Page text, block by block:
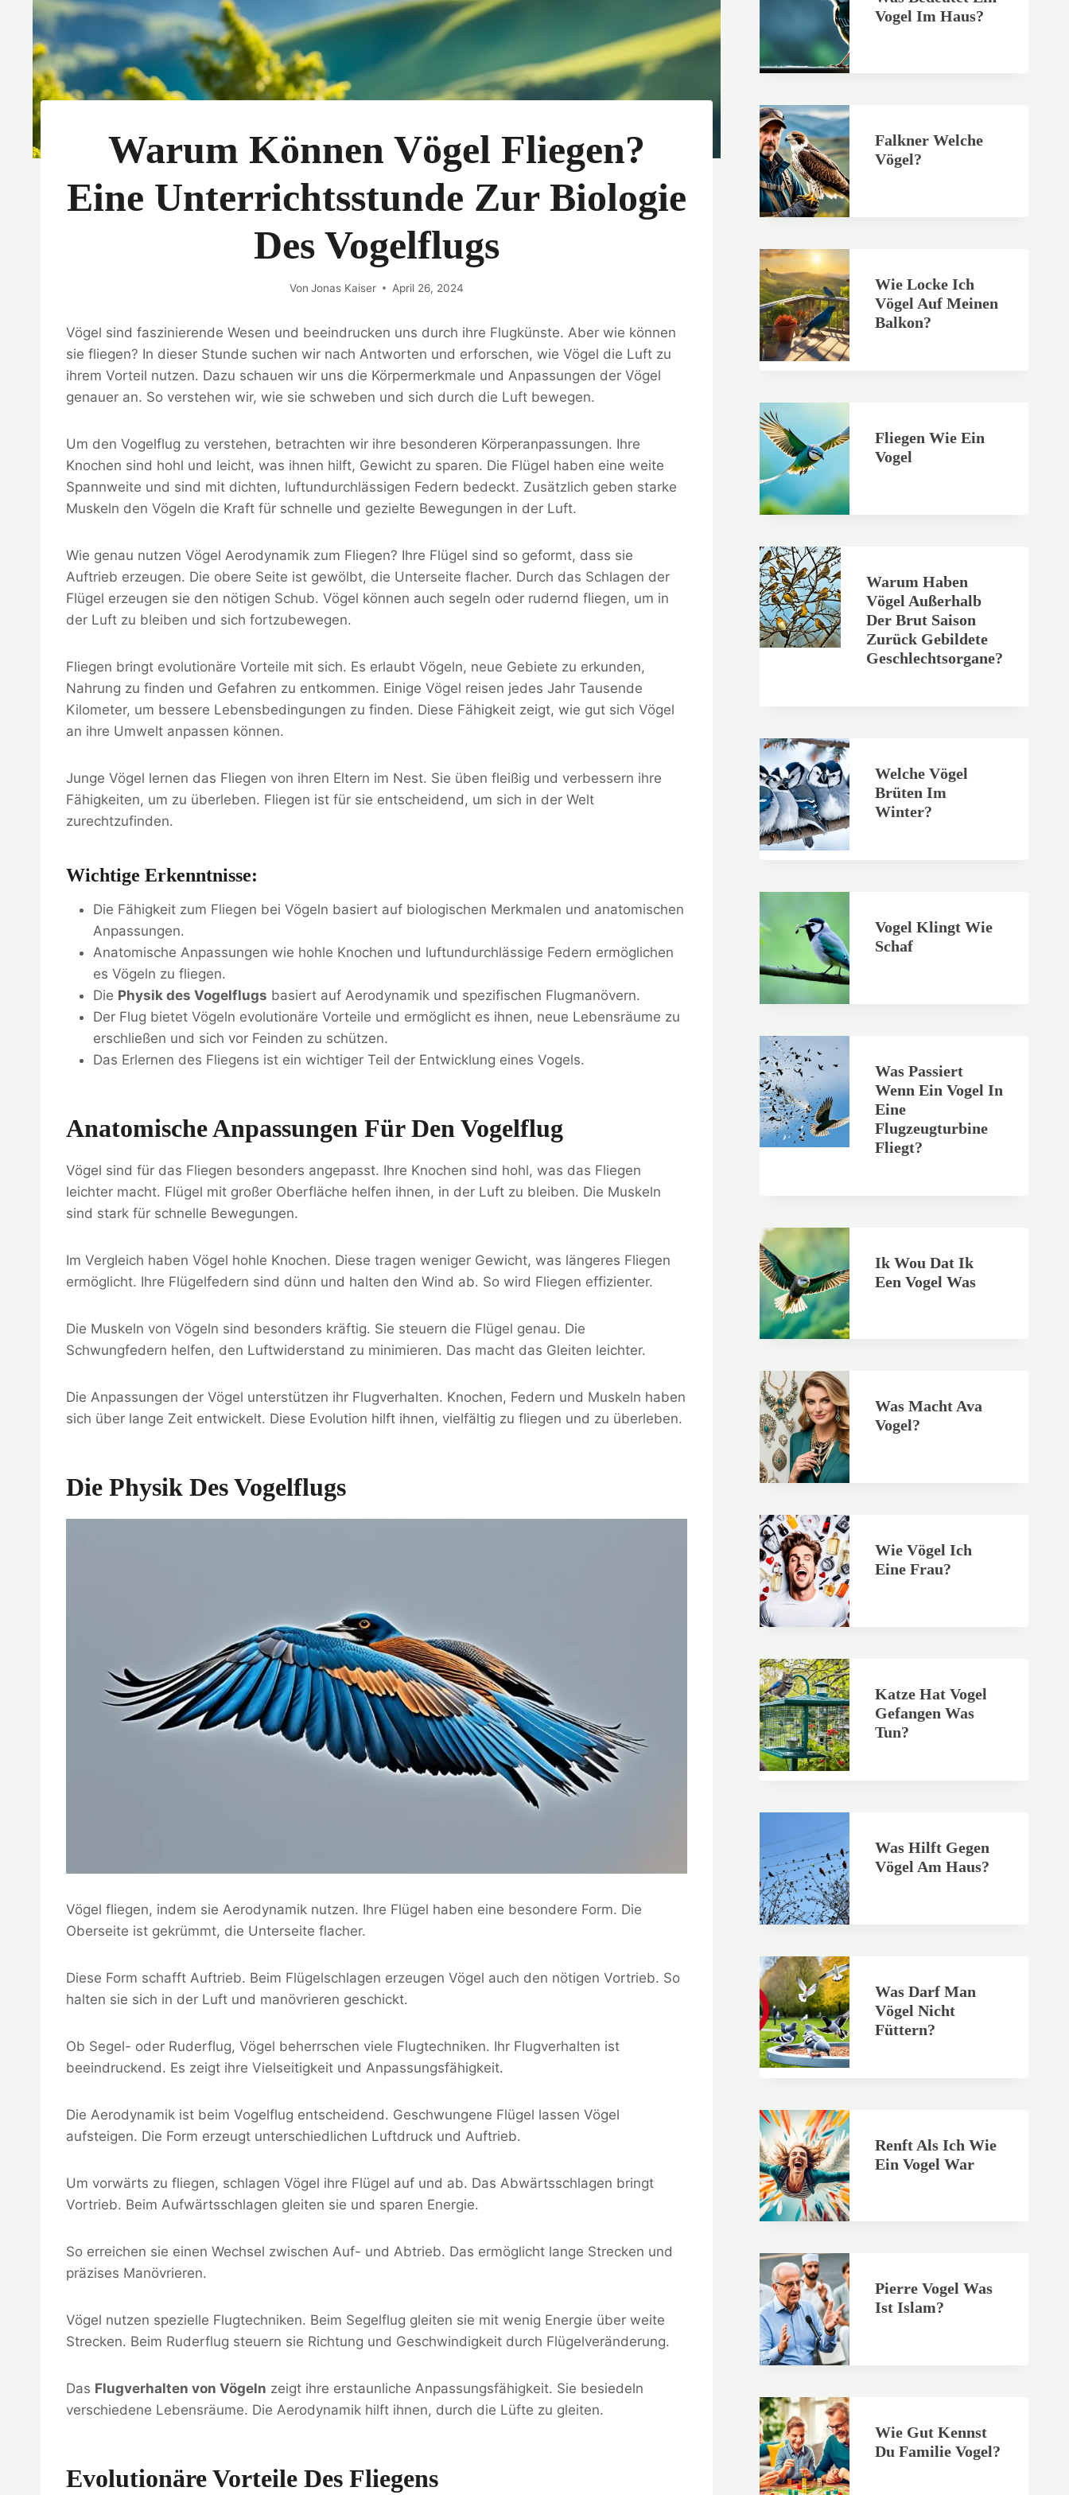
Warum Können Vögel Fliegen?
Eine Unterrichtsstunde Zur Biologie
Des Vogelflugs
Von Jonas Kaiser April 26, 2024
Vögel sind faszinierende Wesen und beeindrucken uns durch ihre Flugkünste. Aber wie können
sie fliegen? In dieser Stunde suchen wir nach Antworten und erforschen, wie Vögel die Luft zu
ihrem Vorteil nutzen. Dazu schauen wir uns die Körpermerkmale und Anpassungen der Vögel
genauer an. So verstehen wir, wie sie schweben und sich durch die Luft bewegen.
Um den Vogelflug zu verstehen, betrachten wir ihre besonderen Körperanpassungen. Ihre
Knochen sind hohl und leicht, was ihnen hilft, Gewicht zu sparen. Die Flügel haben eine weite
Spannweite und sind mit dichten, luftundurchlässigen Federn bedeckt. Zusätzlich geben starke
Muskeln den Vögeln die Kraft für schnelle und gezielte Bewegungen in der Luft.
Wie genau nutzen Vögel Aerodynamik zum Fliegen? Ihre Flügel sind so geformt, dass sie
Auftrieb erzeugen. Die obere Seite ist gewölbt, die Unterseite flacher. Durch das Schlagen der
Flügel erzeugen sie den nötigen Schub. Vögel können auch segeln oder rudernd fliegen, um in
der Luft zu bleiben und sich fortzubewegen.
Fliegen bringt evolutionäre Vorteile mit sich. Es erlaubt Vögeln, neue Gebiete zu erkunden,
Nahrung zu finden und Gefahren zu entkommen. Einige Vögel reisen jedes Jahr Tausende
Kilometer, um bessere Lebensbedingungen zu finden. Diese Fähigkeit zeigt, wie gut sich Vögel
an ihre Umwelt anpassen können.
Junge Vögel lernen das Fliegen von ihren Eltern im Nest. Sie üben fleißig und verbessern ihre
Fähigkeiten, um zu überleben. Fliegen ist für sie entscheidend, um sich in der Welt
zurechtzufinden.
Wichtige Erkenntnisse:
Die Fähigkeit zum Fliegen bei Vögeln basiert auf biologischen Merkmalen und anatomischen
Anpassungen.
Anatomische Anpassungen wie hohle Knochen und luftundurchlässige Federn ermöglichen
es Vögeln zu fliegen.
Die Physik des Vogelflugs basiert auf Aerodynamik und spezifischen Flugmanövern.
Der Flug bietet Vögeln evolutionäre Vorteile und ermöglicht es ihnen, neue Lebensräume zu
erschließen und sich vor Feinden zu schützen.
Das Erlernen des Fliegens ist ein wichtiger Teil der Entwicklung eines Vogels.
Anatomische Anpassungen Für Den Vogelflug
Vögel sind für das Fliegen besonders angepasst. Ihre Knochen sind hohl, was das Fliegen
leichter macht. Flügel mit großer Oberfläche helfen ihnen, in der Luft zu bleiben. Die Muskeln
sind stark für schnelle Bewegungen.
Im Vergleich haben Vögel hohle Knochen. Diese tragen weniger Gewicht, was längeres Fliegen
ermöglicht. Ihre Flügelfedern sind dünn und halten den Wind ab. So wird Fliegen effizienter.
Die Muskeln von Vögeln sind besonders kräftig. Sie steuern die Flügel genau. Die
Schwungfedern helfen, den Luftwiderstand zu minimieren. Das macht das Gleiten leichter.
Die Anpassungen der Vögel unterstützen ihr Flugverhalten. Knochen, Federn und Muskeln haben
sich über lange Zeit entwickelt. Diese Evolution hilft ihnen, vielfältig zu fliegen und zu überleben.
Die Physik Des Vogelflugs
Vögel fliegen, indem sie Aerodynamik nutzen. Ihre Flügel haben eine besondere Form. Die
Oberseite ist gekrümmt, die Unterseite flacher.
Diese Form schafft Auftrieb. Beim Flügelschlagen erzeugen Vögel auch den nötigen Vortrieb. So
halten sie sich in der Luft und manövrieren geschickt.
Ob Segel- oder Ruderflug, Vögel beherrschen viele Flugtechniken. Ihr Flugverhalten ist
beeindruckend. Es zeigt ihre Vielseitigkeit und Anpassungsfähigkeit.
Die Aerodynamik ist beim Vogelflug entscheidend. Geschwungene Flügel lassen Vögel
aufsteigen. Die Form erzeugt unterschiedlichen Luftdruck und Auftrieb.
Um vorwärts zu fliegen, schlagen Vögel ihre Flügel auf und ab. Das Abwärtsschlagen bringt
Vortrieb. Beim Aufwärtsschlagen gleiten sie und sparen Energie.
So erreichen sie einen Wechsel zwischen Auf- und Abtrieb. Das ermöglicht lange Strecken und
präzises Manövrieren.
Vögel nutzen spezielle Flugtechniken. Beim Segelflug gleiten sie mit wenig Energie über weite
Strecken. Beim Ruderflug steuern sie Richtung und Geschwindigkeit durch Flügelveränderung.
Das Flugverhalten von Vögeln zeigt ihre erstaunliche Anpassungsfähigkeit. Sie besiedeln
verschiedene Lebensräume. Die Aerodynamik hilft ihnen, durch die Lüfte zu gleiten.
Evolutionäre Vorteile Des Fliegens
Vogel Im Haus?
Falkner Welche
Vögel?
Wie Locke Ich
Vögel Auf Meinen
Balkon?
Fliegen Wie Ein
Vogel
Warum Haben
Vögel Außerhalb
Der Brut Saison
Zurück Gebildete
Geschlechtsorgane?
Welche Vögel
Brüten Im
Winter?
Vogel Klingt Wie
Schaf
Was Passiert
Wenn Ein Vogel In
Eine
Flugzeugturbine
Fliegt?
Ik Wou Dat Ik
Een Vogel Was
Was Macht Ava
Vogel?
Wie Vögel Ich
Eine Frau?
Katze Hat Vogel
Gefangen Was
Tun?
Was Hilft Gegen
Vögel Am Haus?
Was Darf Man
Vögel Nicht
Füttern?
Renft Als Ich Wie
Ein Vogel War
Pierre Vogel Was
Ist Islam?
Wie Gut Kennst
Du Familie Vogel?